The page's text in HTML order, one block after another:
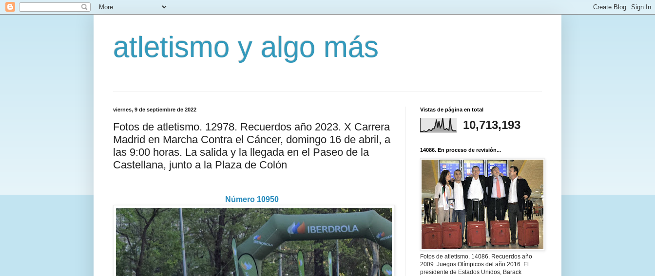
atletismo y algo más
viernes, 9 de septiembre de 2022
Fotos de atletismo. 12978. Recuerdos año 2023. X Carrera
Madrid en Marcha Contra el Cáncer, domingo 16 de abril, a
las 9:00 horas. La salida y la llegada en el Paseo de la
Castellana, junto a la Plaza de Colón
Número 10950
Vistas de página en total
10,713,193
14086. En proceso de revisión...
Fotos de atletismo. 14086. Recuerdos año
2009. Juegos Olímpicos del año 2016. El
presidente de Estados Unidos, Barack